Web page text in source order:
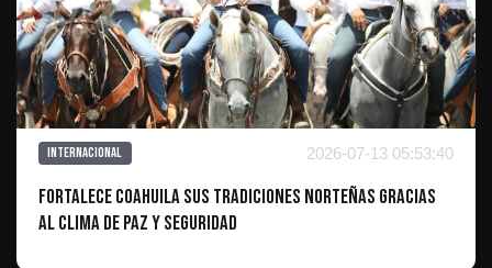
Internacional 2026-07-13 05:53:40
Fortalece Coahuila sus tradiciones norteñas gracias
al clima de paz y seguridad